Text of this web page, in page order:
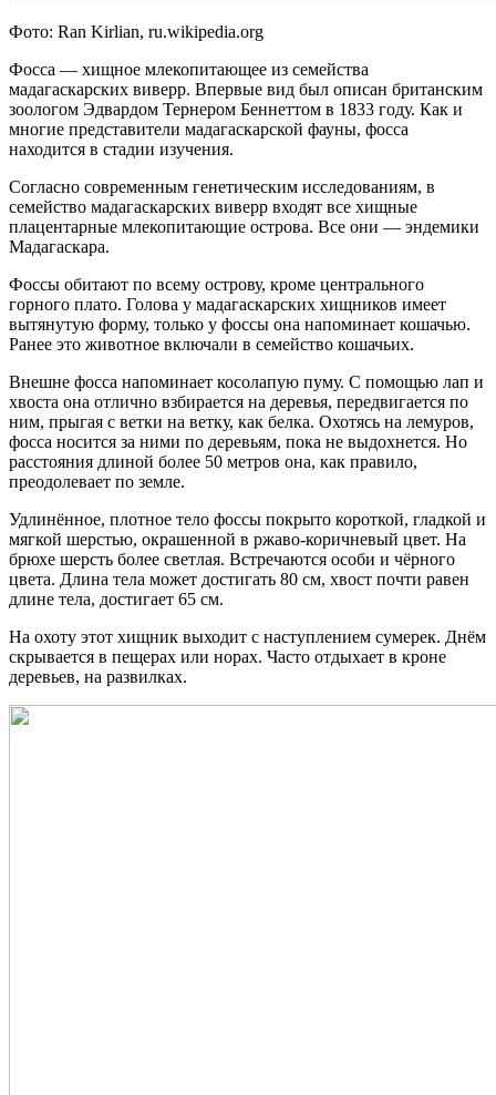
Фото: Ran Kirlian, ru.wikipedia.org
Фосса — хищное млекопитающее из семейства
мадагаскарских виверр. Впервые вид был описан британским
зоологом Эдвардом Тернером Беннеттом в 1833 году. Как и
многие представители мадагаскарской фауны, фосса
находится в стадии изучения.
Согласно современным генетическим исследованиям, в
семейство мадагаскарских виверр входят все хищные
плацентарные млекопитающие острова. Все они — эндемики
Мадагаскара.
Фоссы обитают по всему острову, кроме центрального
горного плато. Голова у мадагаскарских хищников имеет
вытянутую форму, только у фоссы она напоминает кошачью.
Ранее это животное включали в семейство кошачьих.
Внешне фосса напоминает косолапую пуму. С помощью лап и
хвоста она отлично взбирается на деревья, передвигается по
ним, прыгая с ветки на ветку, как белка. Охотясь на лемуров,
фосса носится за ними по деревьям, пока не выдохнется. Но
расстояния длиной более 50 метров она, как правило,
преодолевает по земле.
Удлинённое, плотное тело фоссы покрыто короткой, гладкой и
мягкой шерстью, окрашенной в ржаво-коричневый цвет. На
брюхе шерсть более светлая. Встречаются особи и чёрного
цвета. Длина тела может достигать 80 см, хвост почти равен
длине тела, достигает 65 см.
На охоту этот хищник выходит с наступлением сумерек. Днём
скрывается в пещерах или норах. Часто отдыхает в кроне
деревьев, на развилках.